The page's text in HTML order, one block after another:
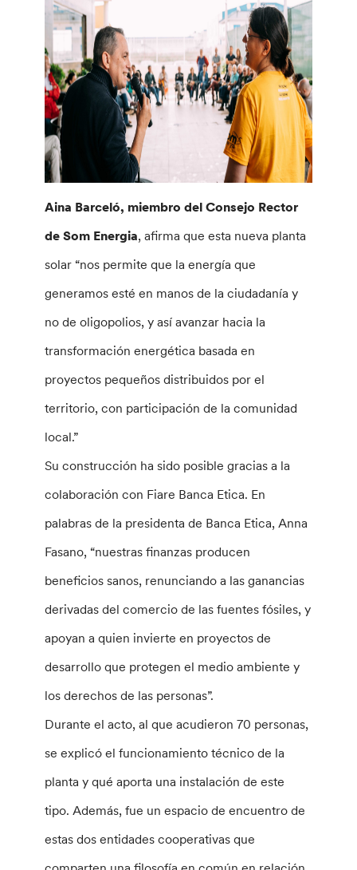
Aina Barceló, miembro del Consejo Rector
de Som Energia, afirma que esta nueva planta
solar “nos permite que la energía que
generamos esté en manos de la ciudadanía y
no de oligopolios, y así avanzar hacia la
transformación energética basada en
proyectos pequeños distribuidos por el
territorio, con participación de la comunidad
local.”
Su construcción ha sido posible gracias a la
colaboración con Fiare Banca Etica. En
palabras de la presidenta de Banca Etica, Anna
Fasano, “nuestras finanzas producen
beneficios sanos, renunciando a las ganancias
derivadas del comercio de las fuentes fósiles, y
apoyan a quien invierte en proyectos de
desarrollo que protegen el medio ambiente y
los derechos de las personas”.
Durante el acto, al que acudieron 70 personas,
se explicó el funcionamiento técnico de la
planta y qué aporta una instalación de este
tipo. Además, fue un espacio de encuentro de
estas dos entidades cooperativas que